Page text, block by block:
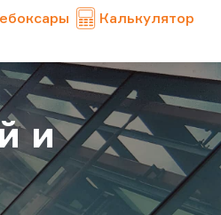
Калькулятор
и